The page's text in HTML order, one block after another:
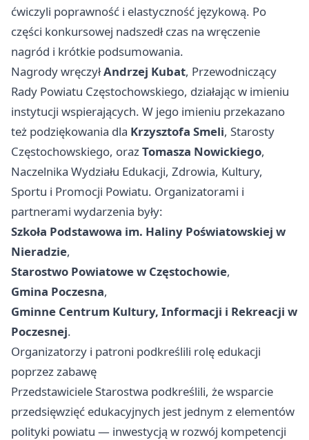
ćwiczyli poprawność i elastyczność językową. Po
części konkursowej nadszedł czas na wręczenie
nagród i krótkie podsumowania.
Nagrody wręczyłAndrzej Kubat, Przewodniczący
Rady Powiatu Częstochowskiego, działając w imieniu
instytucji wspierających. W jego imieniu przekazano
też podziękowania dla Krzysztofa Smeli, Starosty
Częstochowskiego, orazTomasza Nowickiego,
Naczelnika Wydziału Edukacji, Zdrowia, Kultury,
Sportu i Promocji Powiatu. Organizatorami i
partnerami wydarzenia były:
Szkoła Podstawowa im. Haliny Poświatowskiej w
Nieradzie,
Starostwo Powiatowe w Częstochowie,
Gmina Poczesna,
Gminne Centrum Kultury, Informacji i Rekreacji w
Poczesnej.
Organizatorzy i patroni podkreślili rolę edukacji
poprzez zabawę
Przedstawiciele Starostwa podkreślili, że wsparcie
przedsięwzięć edukacyjnych jest jednym z elementów
polityki powiatu — inwestycją w rozwój kompetencji